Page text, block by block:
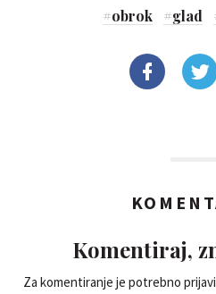
#obrok #glad
Komentiraj,
Za komentiranje je potrebno